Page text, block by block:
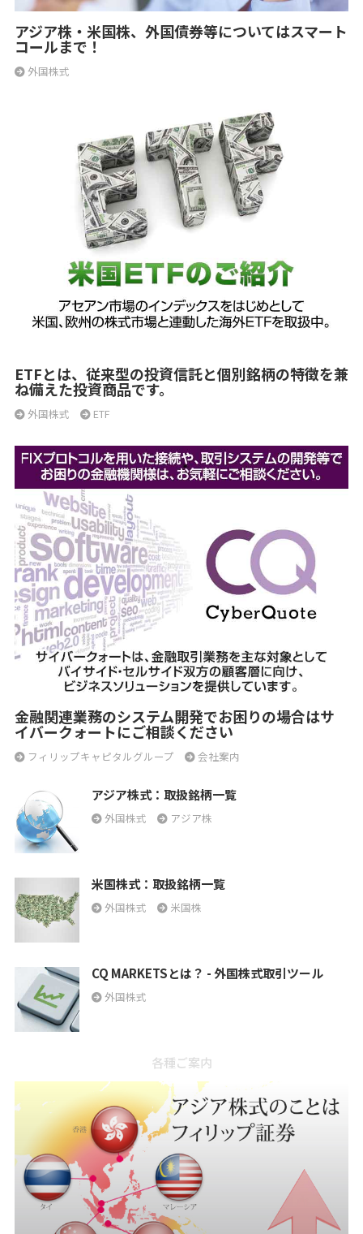
アジア株・米国株、外国債券等についてはスマート
コールまで！
外国株式
ETFとは、従来型の投資信託と個別銘柄の特徴を兼
ね備えた投資商品です。
外国株式 ETF
金融関連業務のシステム開発でお困りの場合はサ
イバークォートにご相談ください
フィリップキャピタルグループ 会社案内
アジア株式：取扱銘柄一覧
外国株式 アジア株
米国株式：取扱銘柄一覧
外国株式 米国株
CQ MARKETSとは？ - 外国株式取引ツール
外国株式
各種ご案内